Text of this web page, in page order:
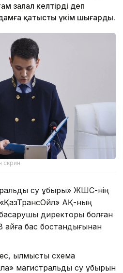
залал келтірді деп
қатысты үкім шығарды.
скрин
су құбыры» ЖШС-нің
АҚ-ның
директоры болған
айға бас бостандығынан
қылмыстық схема
магистральдық су құбырын